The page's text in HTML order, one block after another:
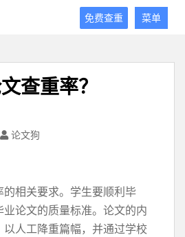
菜单
免费查重
查重率？
论文狗
相关要求。学生要顺利毕
论文的质量标准。论文的内
人工降重篇幅，并通过学校